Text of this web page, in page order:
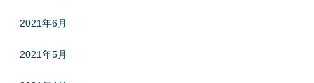
2021年6月
2021年5月